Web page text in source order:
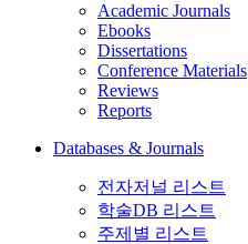
Academic Journals
Ebooks
Dissertations
Conference Materials
Reviews
Reports
Databases & Journals
전자저널 리스트
학술DB 리스트
주제별 리스트